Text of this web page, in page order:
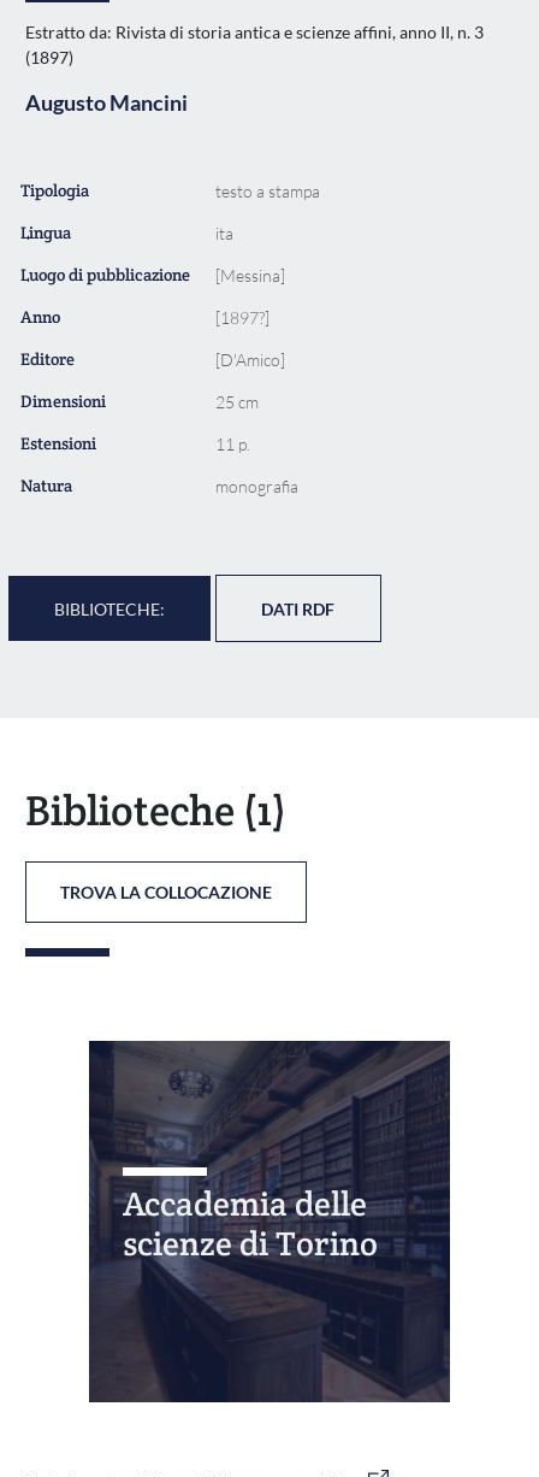
Estratto da: Rivista di storia antica e scienze affini, anno II, n. 3
(1897)
Augusto Mancini
Tipologia testo a stampa
Lingua ita
Luogo di pubblicazione [Messina]
Anno [1897?]
Editore [D'Amico]
Dimensioni 25 cm
Estensioni 11 p.
Natura monografia
BIBLIOTECHE: DATI RDF
Biblioteche (1)
TROVA LA COLLOCAZIONE
Accademia delle
scienze di Torino